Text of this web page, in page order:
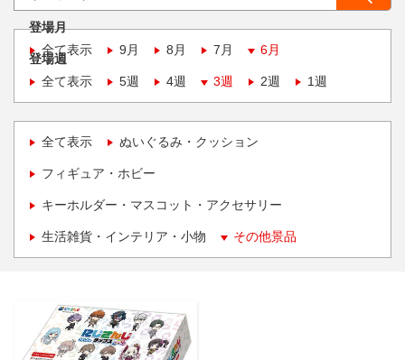
登場月
全て表示
9月 8月 7月 6月
登場週
全て表示
5週 4週 3週 2週 1週
全て表示 ぬいぐるみ・クッション
フィギュア・ホビー
キーホルダー・マスコット・アクセサリー
生活雑貨・インテリア・小物 その他景品